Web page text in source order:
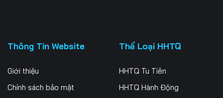
Thông Tin Website
Giới thiệu
Chính sách bảo mật
Thể Loại HHTQ
HHTQ Tu Tiên
HHTQ Hành Động